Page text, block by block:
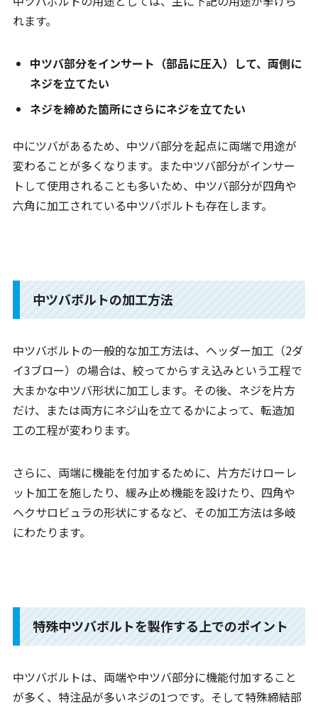
れます。
中ツバ部分をインサート（部品に圧入）して、両側に
ネジを立てたい
ネジを締めた箇所にさらにネジを立てたい
中にツバがあるため、中ツバ部分を起点に両端で用途が
変わることが多くなります。また中ツバ部分がインサー
トして使用されることも多いため、中ツバ部分が四角や
六角に加工されている中ツバボルトも存在します。
中ツバボルトの加工方法
中ツバボルトの一般的な加工方法は、ヘッダー加工（2ダ
イ3ブロー）の場合は、絞ってからすえ込みという工程で
大まかな中ツバ形状に加工します。その後、ネジを片方
だけ、または両方にネジ山を立てるかによって、転造加
工の工程が変わります。
さらに、両端に機能を付加するために、片方だけローレ
ット加工を施したり、緩み止め機能を設けたり、四角や
ヘクサロビュラの形状にするなど、その加工方法は多岐
にわたります。
特殊中ツバボルトを製作する上でのポイント
中ツバボルトは、両端や中ツバ部分に機能付加すること
が多く、特注品が多いネジの1つです。そして特殊締結部